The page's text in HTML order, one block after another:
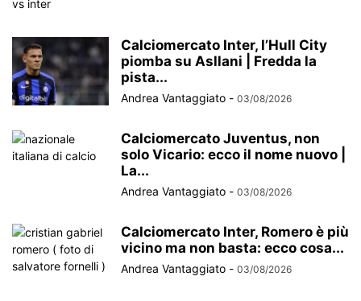
Calciomercato Inter, l’Hull City
piomba su Asllani | Fredda la
pista...
Andrea Vantaggiato - 03/08/2026
Calciomercato Juventus, non
solo Vicario: ecco il nome nuovo |
La...
Andrea Vantaggiato - 03/08/2026
Calciomercato Inter, Romero è più
vicino ma non basta: ecco cosa...
Andrea Vantaggiato - 03/08/2026